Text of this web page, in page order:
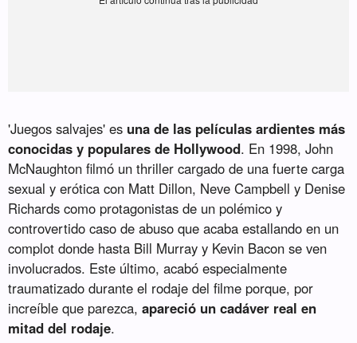
'Juegos salvajes' es una de las películas ardientes más
conocidas y populares de Hollywood. En 1998, John
McNaughton filmó un thriller cargado de una fuerte carga
sexual y erótica con Matt Dillon, Neve Campbell y Denise
Richards como protagonistas de un polémico y
controvertido caso de abuso que acaba estallando en un
complot donde hasta Bill Murray y Kevin Bacon se ven
involucrados. Este último, acabó especialmente
traumatizado durante el rodaje del filme porque, por
increíble que parezca,apareció un cadáver real en
mitad del rodaje.